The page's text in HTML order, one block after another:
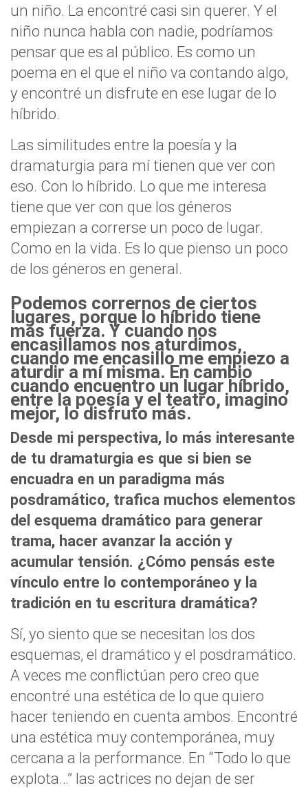
un niño. La encontré casi sin querer. Y el
niño nunca habla con nadie, podríamos
pensar que es al público. Es como un
poema en el que el niño va contando algo,
y encontré un disfrute en ese lugar de lo
híbrido.
Las similitudes entre la poesía y la
dramaturgia para mí tienen que ver con
eso. Con lo híbrido. Lo que me interesa
tiene que ver con que los géneros
empiezan a correrse un poco de lugar.
Como en la vida. Es lo que pienso un poco
de los géneros en general.
Podemos corrernos de ciertos
lugares, porque lo híbrido tiene
más fuerza. Y cuando nos
encasillamos nos aturdimos,
cuando me encasillo me empiezo a
aturdir a mí misma. En cambio
cuando encuentro un lugar híbrido,
entre la poesía y el teatro, imagino
mejor, lo disfruto más.
Desde mi perspectiva, lo más interesante
de tu dramaturgia es que si bien se
encuadra en un paradigma más
posdramático, trafica muchos elementos
del esquema dramático para generar
trama, hacer avanzar la acción y
acumular tensión. ¿Cómo pensás este
vínculo entre lo contemporáneo y la
tradición en tu escritura dramática?
Sí, yo siento que se necesitan los dos
esquemas, el dramático y el posdramático.
A veces me conflictúan pero creo que
encontré una estética de lo que quiero
hacer teniendo en cuenta ambos. Encontré
una estética muy contemporánea, muy
cercana a la performance. En “Todo lo que
explota…” las actrices no dejan de ser